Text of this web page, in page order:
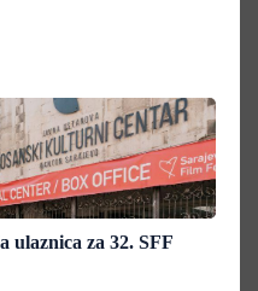
ulaznica za 32. SFF